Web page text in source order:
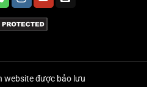
website được bảo lưu